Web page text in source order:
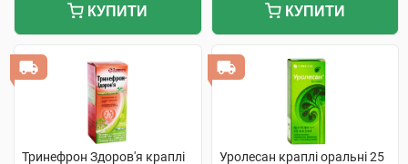
КУПИТИ КУПИТИ
Тринефрон Здоров'я краплі Уролесан краплі оральні 25